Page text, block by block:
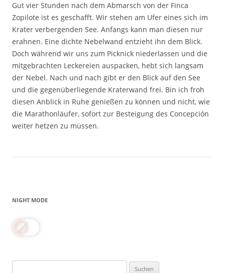
Gut vier Stunden nach dem Abmarsch von der Finca
Zopilote ist es geschafft. Wir stehen am Ufer eines sich im
Krater verbergenden See. Anfangs kann man diesen nur
erahnen. Eine dichte Nebelwand entzieht ihn dem Blick.
Doch während wir uns zum Picknick niederlassen und die
mitgebrachten Leckereien auspacken, hebt sich langsam
der Nebel. Nach und nach gibt er den Blick auf den See
und die gegenüberliegende Kraterwand frei. Bin ich froh
diesen Anblick in Ruhe genießen zu können und nicht, wie
die Marathonläufer, sofort zur Besteigung des Concepción
weiter hetzen zu müssen.
NIGHT MODE